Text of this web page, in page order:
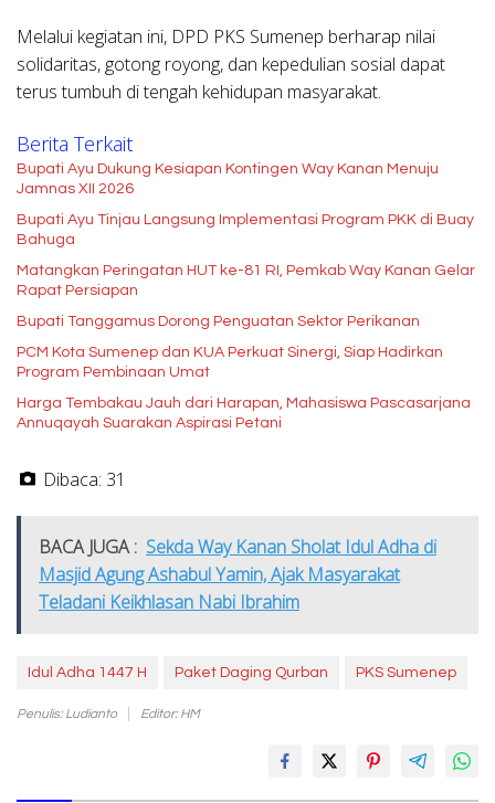
Melalui kegiatan ini, DPD PKS Sumenep berharap nilai
solidaritas, gotong royong, dan kepedulian sosial dapat
terus tumbuh di tengah kehidupan masyarakat.
Berita Terkait
Bupati Ayu Dukung Kesiapan Kontingen Way Kanan Menuju
Jamnas XII 2026
Bupati Ayu Tinjau Langsung Implementasi Program PKK di Buay
Bahuga
Matangkan Peringatan HUT ke-81 RI, Pemkab Way Kanan Gelar
Rapat Persiapan
Bupati Tanggamus Dorong Penguatan Sektor Perikanan
PCM Kota Sumenep dan KUA Perkuat Sinergi, Siap Hadirkan
Program Pembinaan Umat
Harga Tembakau Jauh dari Harapan, Mahasiswa Pascasarjana
Annuqayah Suarakan Aspirasi Petani
Dibaca: 31
BACA JUGA : Sekda Way Kanan Sholat Idul Adha di
Masjid Agung Ashabul Yamin, Ajak Masyarakat
Teladani Keikhlasan Nabi Ibrahim
Idul Adha 1447 H Paket Daging Qurban PKS Sumenep
Penulis: Ludianto Editor: HM